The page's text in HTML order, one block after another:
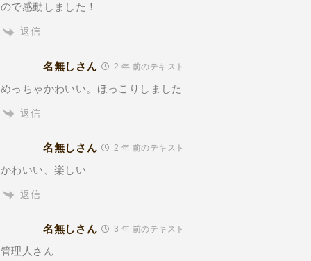
ので感動しました！
返信
名無しさん 2 年 前のテキスト
めっちゃかわいい。ほっこりしました
返信
名無しさん 2 年 前のテキスト
かわいい、楽しい
返信
名無しさん 3 年 前のテキスト
管理人さん